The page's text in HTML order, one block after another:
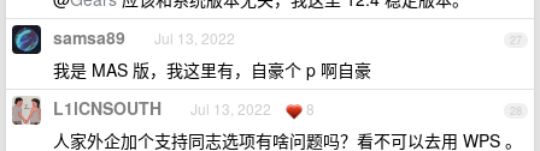
27
samsa89 Jul 13, 2022
我是 MAS 版，我这里有，自豪个 p 啊自豪
28
L1lCNSOUTH Jul 13, 2022 8
人家外企加个支持同志选项有啥问题吗？看不可以去用 WPS 。